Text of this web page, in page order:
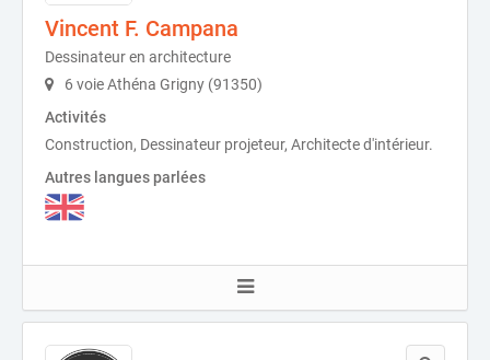
Vincent F. Campana
Dessinateur en architecture
6 voie Athéna Grigny (91350)
Activités
Construction, Dessinateur projeteur, Architecte d'intérieur.
Autres langues parlées